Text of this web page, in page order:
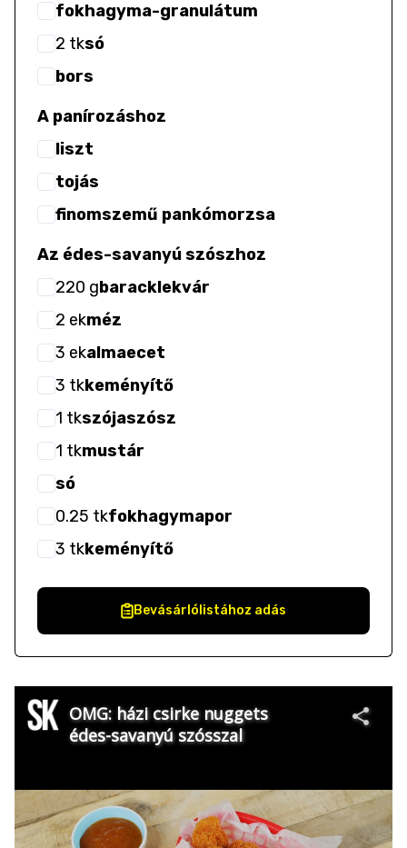
fokhagyma-granulátum
2 tksó
bors
A panírozáshoz
liszt
tojás
finomszemű pankómorzsa
Az édes-savanyú szószhoz
220 gbaracklekvár
2 ekméz
3 ekalmaecet
3 tkkeményítő
1 tkszójaszósz
1 tkmustár
só
0.25 tkfokhagymapor
3 tkkeményítő
Bevásárlólistához adás